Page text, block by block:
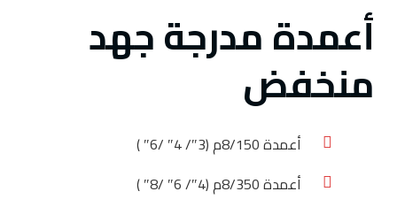
أعمدة مدرجة جهد
منخفض
أعمدة 8/150م (3″/ 4″ /6″ )
أعمدة 8/350م (4″/ 6″ /8″ )